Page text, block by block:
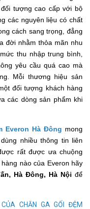
tượng cao cấp với bộ
các nguyên liệu có chất
cách sang trọng, đẳng
đời nhằm thỏa mãn nhu
thu nhập trung bình,
yêu cầu quá cao mà
Mỗi thương hiệu sản
đối tượng khách hàng
các dòng sản phẩm khi
Everon Hà Đông mong
nhiều thông tin liên
rất được ưa chuộng
nào của Everon hãy
Hà Đông, Hà Nội để
CHĂN GA GỐI ĐỆM